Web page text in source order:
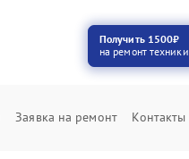
Получить 1500₽
на ремонт техники
Заявка на ремонт Контакты